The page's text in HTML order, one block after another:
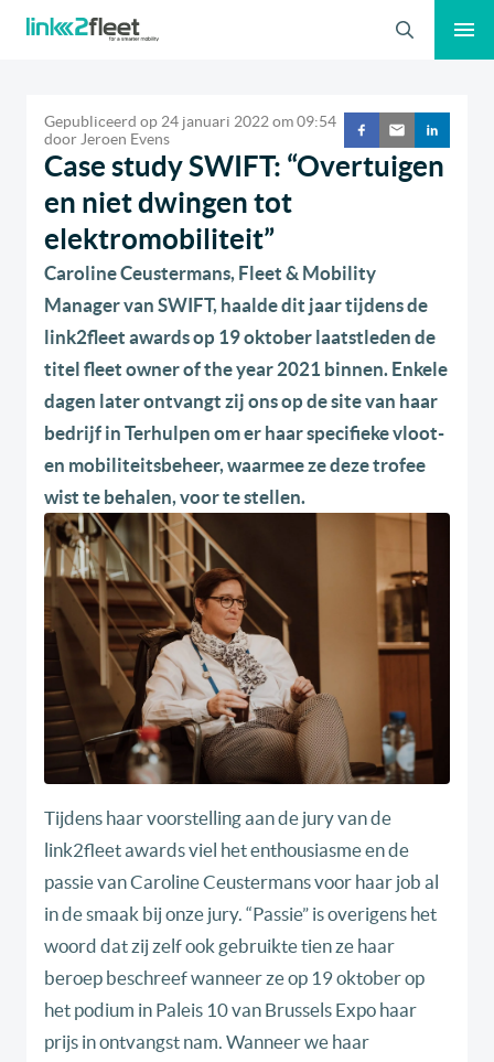
Zoeken
Gepubliceerd op24 januari 2022om09:54
doorJeroen Evens
Case study SWIFT: “Overtuigen
en niet dwingen tot
elektromobiliteit”
Caroline Ceustermans, Fleet & Mobility
Manager van SWIFT, haalde dit jaar tijdens de
link2fleet awards op 19 oktober laatstleden de
titel fleet owner of the year 2021 binnen. Enkele
dagen later ontvangt zij ons op de site van haar
bedrijf in Terhulpen om er haar specifieke vloot-
en mobiliteitsbeheer, waarmee ze deze trofee
wist te behalen, voor te stellen.
Tijdens haar voorstelling aan de jury van de
link2fleet awards viel het enthousiasme en de
passie van Caroline Ceustermans voor haar job al
in de smaak bij onze jury. “Passie” is overigens het
woord dat zij zelf ook gebruikte tien ze haar
beroep beschreef wanneer ze op 19 oktober op
het podium in Paleis 10 van Brussels Expo haar
prijs in ontvangst nam. Wanneer we haar